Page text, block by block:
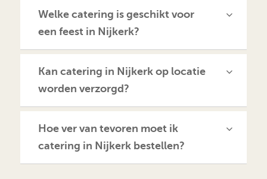
Welke catering is geschikt voor
een feest in Nijkerk?
Kan catering in Nijkerk op locatie
worden verzorgd?
Hoe ver van tevoren moet ik
catering in Nijkerk bestellen?